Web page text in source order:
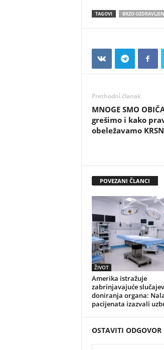
TAGOVI BRZO
Prethodni članak
MNOGE SMO
grešimo i kako
obeležavamo
POVEZANI ČLANCI
ŽIVOT
Amerika istražuje
zabrinjavajuće
doniranja organa:
pacijenata izazvali
OSTAVITI ODGOVOR